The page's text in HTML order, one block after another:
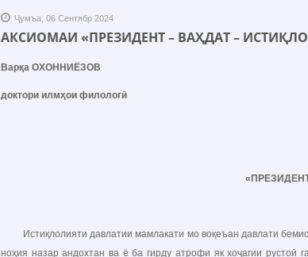
Ҷумъа, 06 Сентябр 2024
АКСИОМАИ «ПРЕЗИДЕНТ – ВАҲДАТ –
Варқа ОХОННИЁЗОВ
доктори илмҳои филологӣ
«
Истиқлолияти давлатии мамлакати мо воқеъан давлати
ноҳия назар андохтан ва ё ба гирду атрофи як хоҷагии